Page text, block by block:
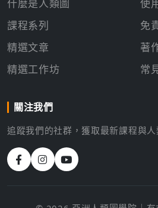
什麼是人類圖
課程系列
精選文章
精選工作坊
使
免
著
常
關注我們
追蹤我們的社群，獲取最新課程與人